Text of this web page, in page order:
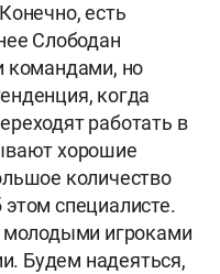
есть
Слободан
командами, но
когда
работать в
хорошие
количество
специалисте.
молодыми игроками
Будем надеяться,